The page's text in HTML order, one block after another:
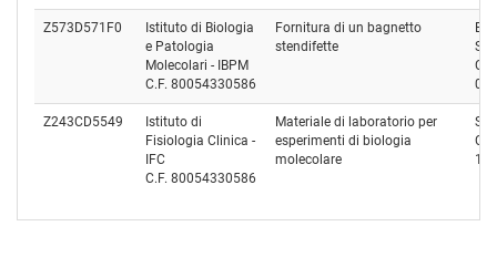
Z573D571F0
Istituto di Biologia
e Patologia
Molecolari - IBPM
C.F. 80054330586
Fornitura di un bagnetto
stendifette
Z243CD5549
Istituto di
Fisiologia Clinica -
IFC
C.F. 80054330586
Materiale di laboratorio per
esperimenti di biologia
molecolare